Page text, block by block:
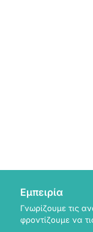
Εμπειρία
Γνωρίζουμε τις
φροντίζουμε να